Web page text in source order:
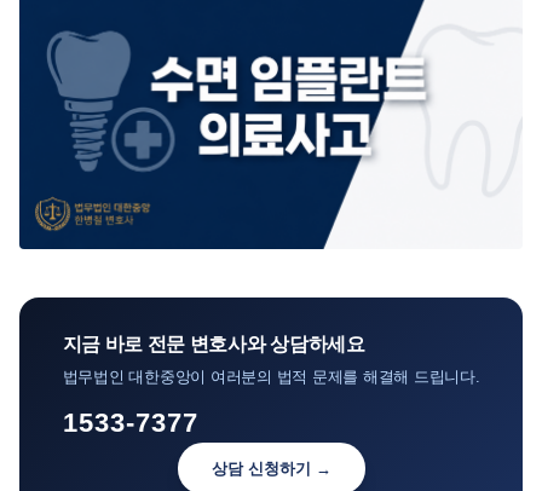
지금 바로 전문 변호사와 상담하세요
법무법인 대한중앙이 여러분의 법적 문제를 해결해 드립니다.
1533-7377
상담 신청하기 →